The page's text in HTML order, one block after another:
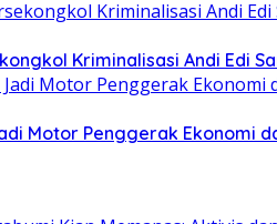
Kriminalisasi Andi Edi
Motor Penggerak Ekonomi